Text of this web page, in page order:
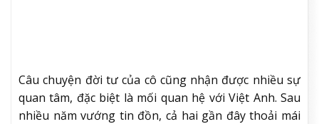
Câu chuyện đời tư của cô cũng nhận được nhiều sự
quan tâm, đặc biệt là mối quan hệ với Việt Anh. Sau
nhiều năm vướng tin đồn, cả hai gần đây thoải mái